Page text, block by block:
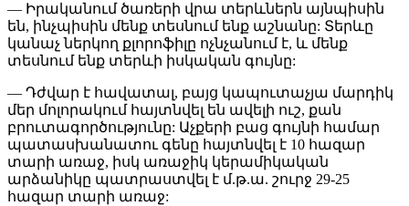
— Իրականում ծառերի վրա տերևներն այնպիսին
են, ինչպիսին մենք տեսնում ենք աշնանը: Տերևը
կանաչ ներկող քլորոֆիլը ոչնչանում է, և մենք
տեսնում ենք տերևի իսկական գույնը:
— Դժվար է հավատալ, բայց կապուտաչյա մարդիկ
մեր մոլորակում հայտնվել են ավելի ուշ, քան
բրուտագործությունը: Աչքերի բաց գույնի համար
պատասխանատու գենը հայտնվել է 10 հազար
տարի առաջ, իսկ առաջիկ կերամիկական
արձանիկը պատրաստվել է մ.թ.ա. շուրջ 29-25
հազար տարի առաջ: